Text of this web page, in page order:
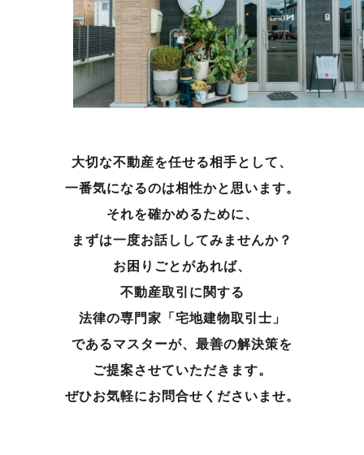
大切な不動産を任せる相手として、
一番気になるのは相性かと思います。
それを確かめるために、
まずは一度お話ししてみませんか？
お困りごとがあれば、
不動産取引に関する
法律の専門家「宅地建物取引士」
であるマスターが、 最善の解決策を
ご提案させていただきます。
ぜひお気軽にお問合せくださいませ。